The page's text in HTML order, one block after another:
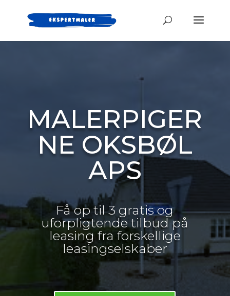
MALERPIGER
NE OKSBØL
APS
Få op til 3 gratis og
uforpligtende tilbud på
leasing fra forskellige
leasingselskaber